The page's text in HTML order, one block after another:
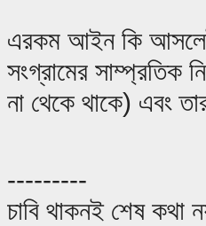
এরকম আইন কি আসলেই
সংগ্রামের
না থেকে থাকে) এবং
---------
চাবি থাকনই শেষ কথা